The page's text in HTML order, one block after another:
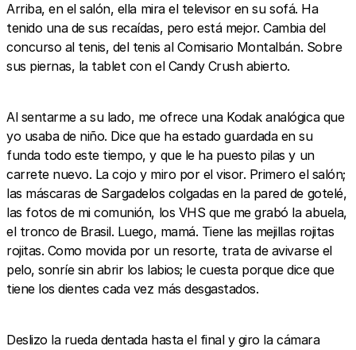
Arriba, en el salón, ella mira el televisor en su sofá. Ha
tenido una de sus recaídas, pero está mejor. Cambia del
concurso al tenis, del tenis al Comisario Montalbán. Sobre
sus piernas, la tablet con el Candy Crush abierto.
Al sentarme a su lado, me ofrece una Kodak analógica que
yo usaba de niño. Dice que ha estado guardada en su
funda todo este tiempo, y que le ha puesto pilas y un
carrete nuevo. La cojo y miro por el visor. Primero el salón;
las máscaras de Sargadelos colgadas en la pared de gotelé,
las fotos de mi comunión, los VHS que me grabó la abuela,
el tronco de Brasil. Luego, mamá. Tiene las mejillas rojitas
rojitas. Como movida por un resorte, trata de avivarse el
pelo, sonríe sin abrir los labios; le cuesta porque dice que
tiene los dientes cada vez más desgastados.
Deslizo la rueda dentada hasta el final y giro la cámara